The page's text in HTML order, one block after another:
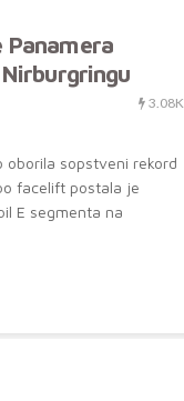
Panamera
3.08K
oborila sopstveni rekord
facelift postala je
E segmenta na